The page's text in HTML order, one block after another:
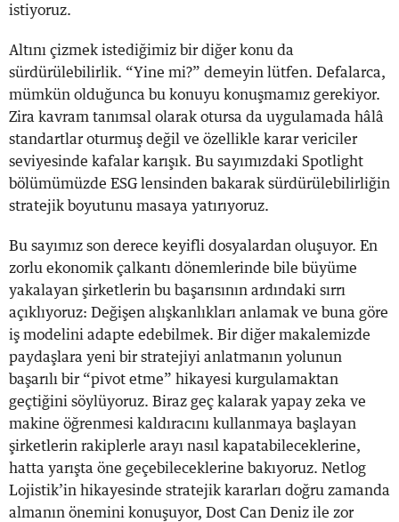
istiyoruz.
Altını çizmek istediğimiz bir diğer konu da
sürdürülebilirlik. “Yine mi?” demeyin lütfen. Defalarca,
mümkün olduğunca bu konuyu konuşmamız gerekiyor.
Zira kavram tanımsal olarak otursa da uygulamada hâlâ
standartlar oturmuş değil ve özellikle karar vericiler
seviyesinde kafalar karışık. Bu sayımızdaki Spotlight
bölümümüzde ESG lensinden bakarak sürdürülebilirliğin
stratejik boyutunu masaya yatırıyoruz.
Bu sayımız son derece keyifli dosyalardan oluşuyor. En
zorlu ekonomik çalkantı dönemlerinde bile büyüme
yakalayan şirketlerin bu başarısının ardındaki sırrı
açıklıyoruz: Değişen alışkanlıkları anlamak ve buna göre
iş modelini adapte edebilmek. Bir diğer makalemizde
paydaşlara yeni bir stratejiyi anlatmanın yolunun
başarılı bir “pivot etme” hikayesi kurgulamaktan
geçtiğini söylüyoruz. Biraz geç kalarak yapay zeka ve
makine öğrenmesi kaldıracını kullanmaya başlayan
şirketlerin rakiplerle arayı nasıl kapatabileceklerine,
hatta yarışta öne geçebileceklerine bakıyoruz. Netlog
Lojistik’in hikayesinde stratejik kararları doğru zamanda
almanın önemini konuşuyor, Dost Can Deniz ile zor